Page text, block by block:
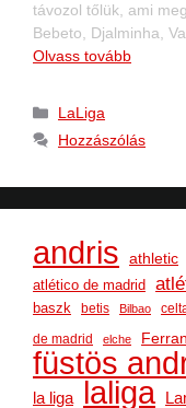
távozol tőlük, ami
Bebeto, Djalminha,
Olvass tovább
LaLiga
Hozzászólás
andris athletic
atlético de madrid
baszk betis Bilbao
de madrid elche
füstös
la liga
laliga